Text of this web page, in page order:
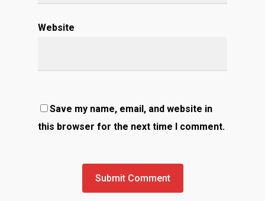
Website
Save my name, email, and website in
this browser for the next time I comment.